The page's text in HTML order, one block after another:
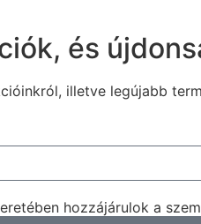
és
illetve legújabb
hozzájárulok a